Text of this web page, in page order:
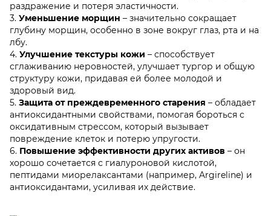
раздражение и потеря эластичности.
3. Уменьшение морщин – значительно сокращает
глубину морщин, особенно в зоне вокруг глаз, рта и на
лбу.
4. Улучшение текстуры кожи – способствует
сглаживанию неровностей, улучшает тургор и общую
структуру кожи, придавая ей более молодой и
здоровый вид.
5. Защита от преждевременного старения – обладает
антиоксидантными свойствами, помогая бороться с
оксидативным стрессом, который вызывает
повреждение клеток и потерю упругости.
6. Повышение эффективности других активов – он
хорошо сочетается с гиалуроновой кислотой,
пептидами миорелаксантами (например, Argireline) и
антиоксидантами, усиливая их действие.